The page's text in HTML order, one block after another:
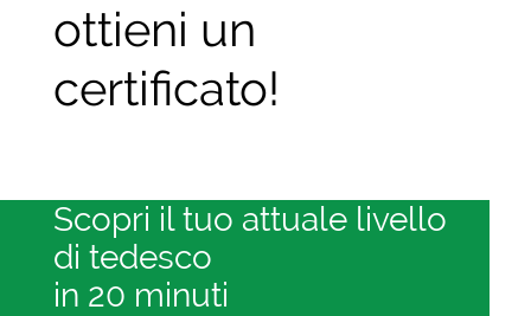
ottieni un
certificato!
Scopri il tuo attuale livello
di tedesco
in 20 minuti